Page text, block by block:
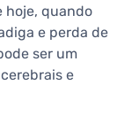
hoje, quando
e perda de
ser um
e